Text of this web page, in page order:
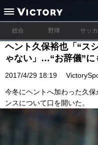
総合 野球 サッ
ヘント久保裕也「“ス
ゃない」…“お辞儀”に
2017/4/29 18:19
今冬にヘントへ加わった久
ンスについて口を開いた。